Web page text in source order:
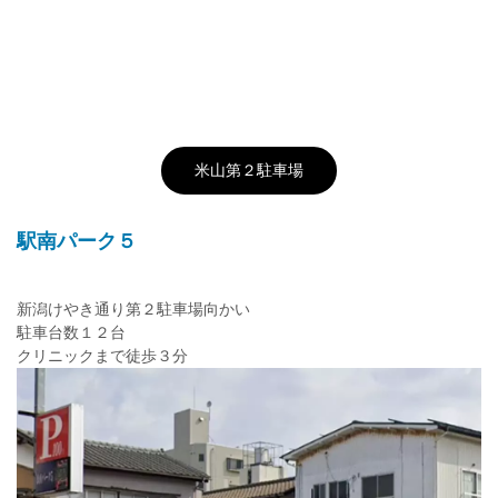
米山第２駐車場
駅南パーク５
新潟けやき通り第２駐車場向かい
駐車台数１２台
クリニックまで徒歩３分